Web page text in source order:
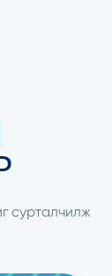
сурталчилж